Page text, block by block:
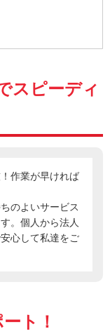
スピーディ
作業が早ければ
のよいサービス
。個人から法人
心して私達をご
ト！